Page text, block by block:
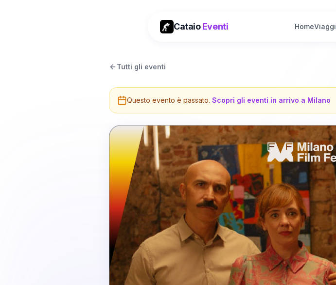
CataioEventi HomeViaggi
Tutti gli eventi
Questo evento è passato. Scopri gli eventi in arrivo a Milano